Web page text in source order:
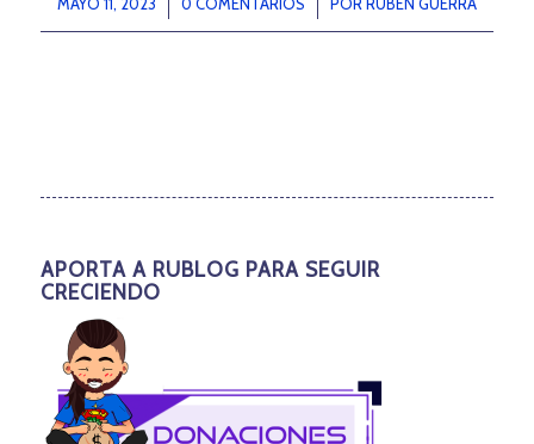
APORTA A RUBLOG PARA SEGUIR
CRECIENDO